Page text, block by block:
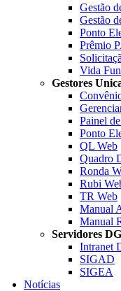
Gestão
Gestão
Ponto
Prêmio
Vida
Gestores
Painel
Ponto
QL Web
Quadro
Ronda
Rubi
TR Web
Manual
Manual
Servidores
Intranet
SIGAD
SIGEA
Notícias